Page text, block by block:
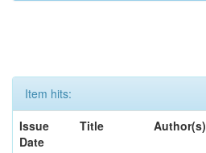
Item hits:
Issue
Date
Title Author(s)